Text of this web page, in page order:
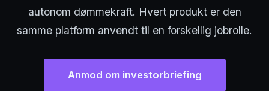
autonom dømmekraft. Hvert produkt er den
samme platform anvendt til en forskellig jobrolle.
Anmod om investorbriefing